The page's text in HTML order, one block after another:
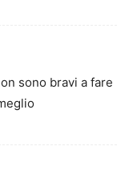
sono bravi a fare